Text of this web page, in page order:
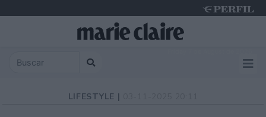
LIFESTYLE |